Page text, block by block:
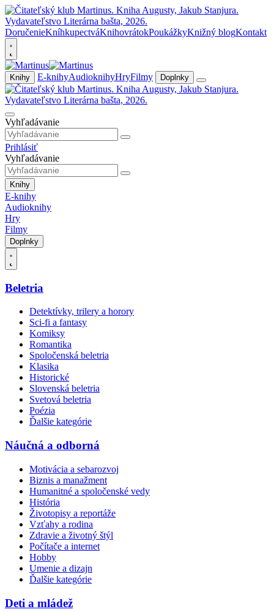
DoručenieKníhkupectváKnihovrátokPoukážkyKnižný blogKontakt
Knihy E-knihyAudioknihyHryFilmy Doplnky
Vyhľadávanie
Prihlásiť
Vyhľadávanie
Knihy
E-knihy
Audioknihy
Hry
Filmy
Doplnky
Beletria
Detektívky, trilery a horory
Sci-fi a fantasy
Komiksy
Romantika
Spoločenská beletria
Klasika
Historické
Slovenská beletria
Svetová beletria
Poézia
Ďalšie kategórie
Náučná a odborná
Motivácia a sebarozvoj
Biznis a manažment
Humanitné a spoločenské vedy
História
Životopisy a reportáže
Vzťahy a rodina
Zdravie a životný štýl
Počítače a internet
Hobby
Umenie a dizajn
Ďalšie kategórie
Deti a mládež